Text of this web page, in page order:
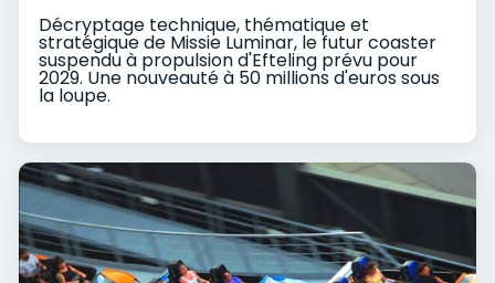
Décryptage technique, thématique et
stratégique de Missie Luminar, le futur coaster
suspendu à propulsion d'Efteling prévu pour
2029. Une nouveauté à 50 millions d'euros sous
la loupe.